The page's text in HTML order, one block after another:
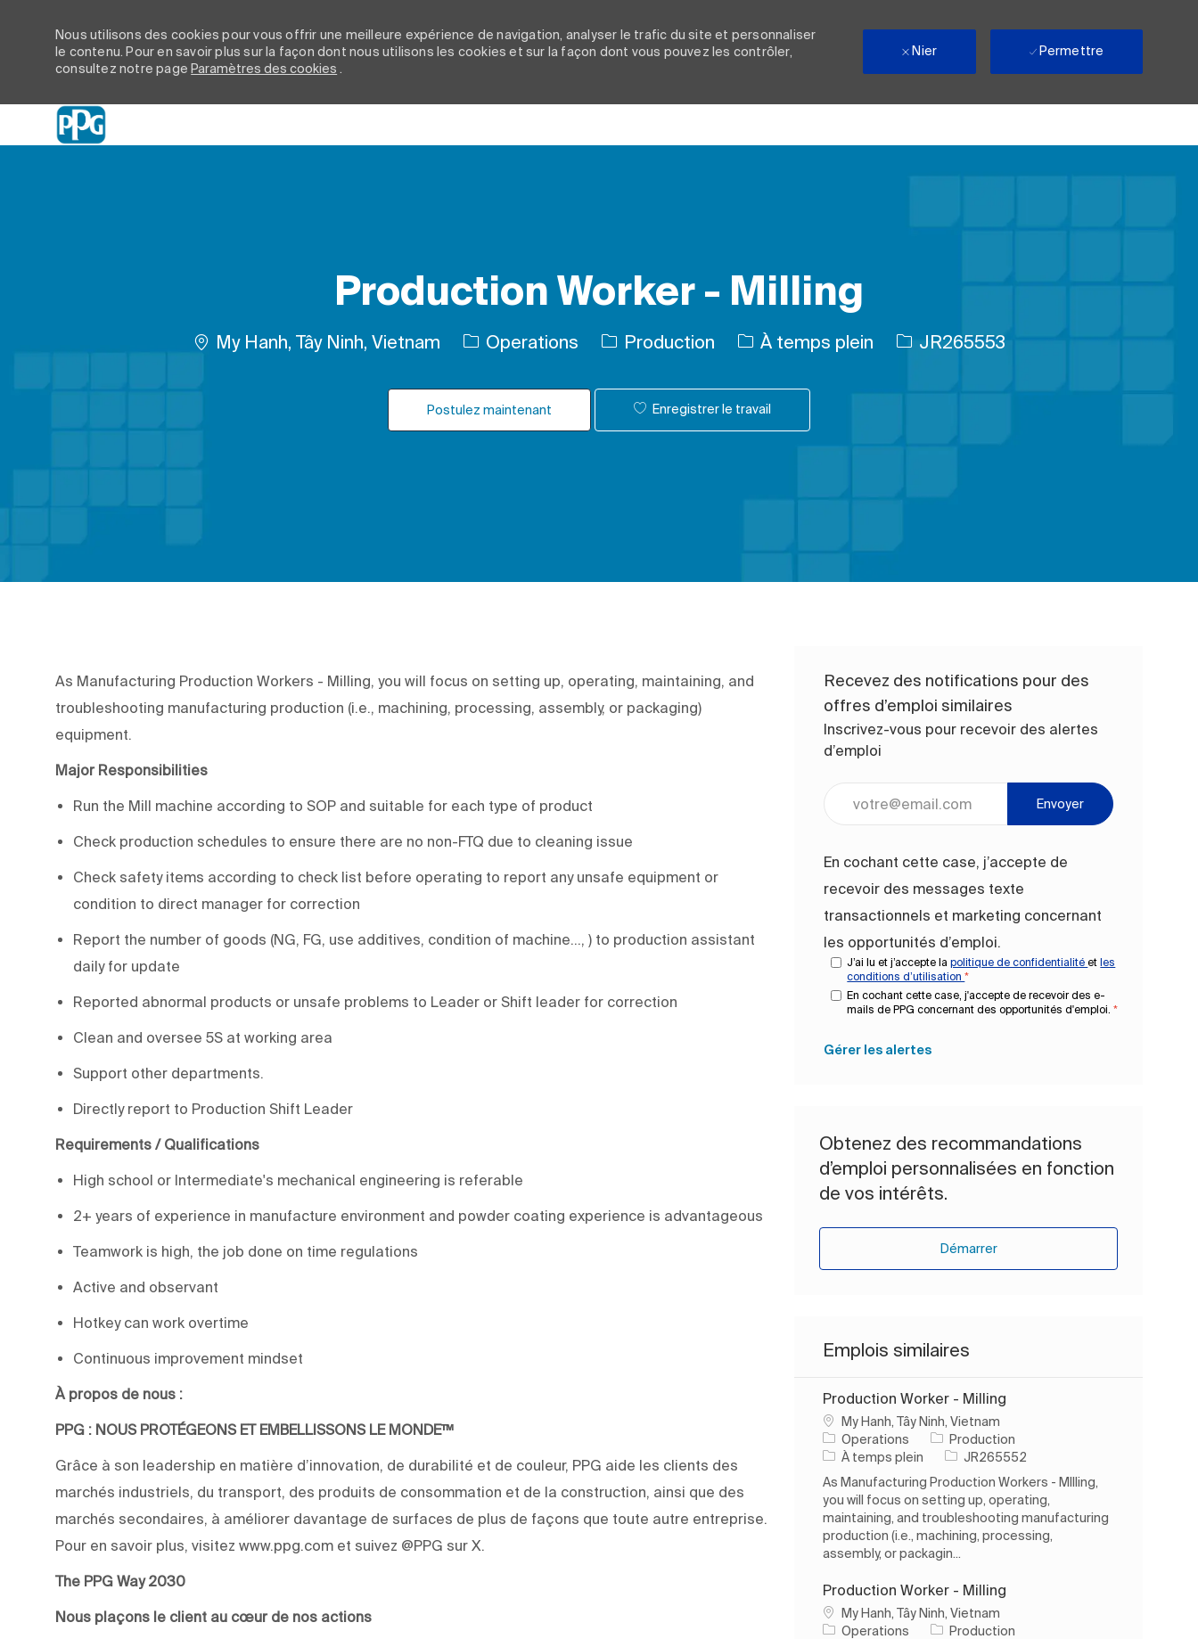
Nous utilisons des cookies pour vous offrir une meilleure expérience de navigation, analyser le trafic du site et personnaliser
le contenu. Pour en savoir plus sur la façon dont nous utilisons les cookies et sur la façon dont vous pouvez les contrôler,
consultez notre page Paramètres des cookies .
Nier Permettre
Production Worker - Milling
Emplacement
My Hanh, Tây Ninh, Vietnam Operations Catégorie
Production Type d’emploi
À temps plein ID de l’emploi
JR265553
Postulez maintenant Enregistrer le travail
As Manufacturing Production Workers - Milling, you will focus on setting up, operating, maintaining, and
troubleshooting manufacturing production (i.e., machining, processing, assembly, or packaging)
equipment.
Major Responsibilities
Run the Mill machine according to SOP and suitable for each type of product
Check production schedules to ensure there are no non-FTQ due to cleaning issue
Check safety items according to check list before operating to report any unsafe equipment or
condition to direct manager for correction
Report the number of goods (NG, FG, use additives, condition of machine…, ) to production assistant
daily for update
Reported abnormal products or unsafe problems to Leader or Shift leader for correction
Clean and oversee 5S at working area
Support other departments.
Directly report to Production Shift Leader
Requirements / Qualifications
High school or Intermediate's mechanical engineering is referable
2+ years of experience in manufacture environment and powder coating experience is advantageous
Teamwork is high, the job done on time regulations
Active and observant
Hotkey can work overtime
Continuous improvement mindset
À propos de nous :
PPG : NOUS PROTÉGEONS ET EMBELLISSONS LE MONDE™
Grâce à son leadership en matière d’innovation, de durabilité et de couleur, PPG aide les clients des
marchés industriels, du transport, des produits de consommation et de la construction, ainsi que des
marchés secondaires, à améliorer davantage de surfaces de plus de façons que toute autre entreprise.
Pour en savoir plus, visitez www.ppg.com et suivez @PPG sur X.
The PPG Way 2030
Nous plaçons le client au cœur de nos actions
Recevez des notifications pour des
offres d’emploi similaires
Inscrivez-vous pour recevoir des alertes
d’emploi
En cochant cette case, j’accepte de
recevoir des messages texte
transactionnels et marketing concernant
les opportunités d’emploi.
J’ai lu et j’accepte lapolitique de confidentialitéetles
conditions d’utilisation*
En cochant cette case, j'accepte de recevoir des e-
mails de PPG concernant des opportunités d'emploi. *
Envoyer
Gérer les alertes
Obtenez des recommandations
d’emploi personnalisées en fonction
de vos intérêts.
Démarrer
Emplois similaires
Production Worker - Milling
Emplacement
My Hanh, Tây Ninh, Vietnam
Operations
Catégorie
Production
Type d’emploi
À temps plein ID de l’emploi
JR265552
As Manufacturing Production Workers - MIlling,
you will focus on setting up, operating,
maintaining, and troubleshooting manufacturing
production (i.e., machining, processing,
assembly, or packagin...
Production Worker - Milling
Emplacement
My Hanh, Tây Ninh, Vietnam
Operations
Catégorie
Production